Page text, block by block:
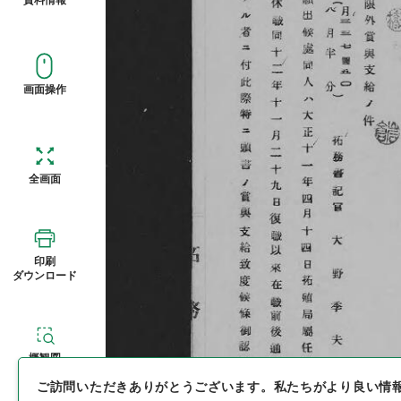
画面操作
全画面
印刷
ダウンロード
概観図
ご訪問いただきありがとうございます。 私たちがより良い情